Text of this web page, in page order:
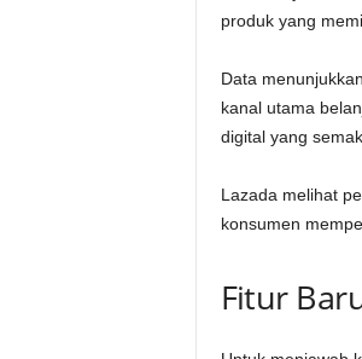
produk yang
Data
kanal utama
digital yang
Lazada melihat
konsumen
Fitur